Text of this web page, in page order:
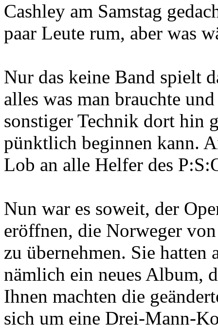
Cashley am Samstag
paar Leute rum, aber was
Nur das keine Band spielt
alles was man brauchte
sonstiger Technik dort hin
pünktlich beginnen kann.
Lob an alle Helfer des
Nun war es soweit, der
eröffnen, die Norweger
zu übernehmen. Sie hatten
nämlich ein neues Album,
Ihnen machten die
sich um eine Drei-Mann-